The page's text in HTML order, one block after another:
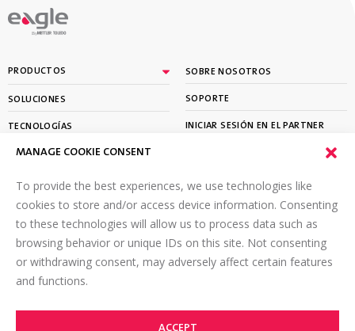
MANAGE COOKIE CONSENT
To provide the best experiences, we use technologies like
cookies to store and/or access device information. Consenting
to these technologies will allow us to process data such as
browsing behavior or unique IDs on this site. Not consenting
or withdrawing consent, may adversely affect certain features
and functions.
ACCEPT
By
PRODUCTOS
SOLUCIONES
TECNOLOGÍAS
APRENDER
SOBRE NOSOTROS
SOPORTE
INICIAR SESIÓN EN EL PARTNER
SUSCRÍBETE A NUESTRO BOLETÍN
Envíe un correo electrónico a*